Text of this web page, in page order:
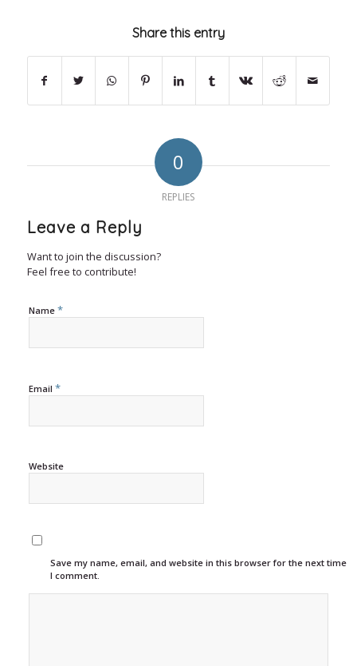
Share this entry
0
REPLIES
Leave a Reply
Want to join the discussion?
Feel free to contribute!
Name *
Email *
Website
Save my name, email, and website in this browser for the next time
I comment.